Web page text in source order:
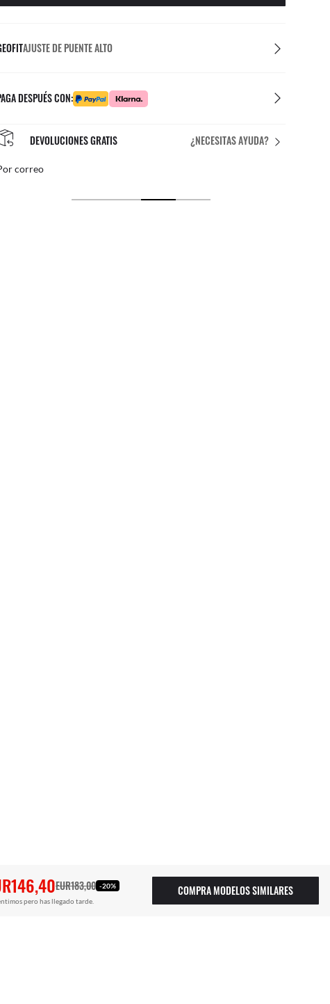
AJUSTE DE PUENTE ALTO
DESPUÉS CON:
¿NECESITAS AYUDA?
EL AJUSTE PERFECTO
personalizados gratuitos
EUR183,00 -20%
pero has llegado tarde.
COMPRA MODELOS SIMILARES